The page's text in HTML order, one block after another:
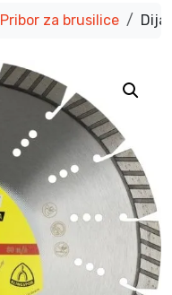
Pribor za brusilice